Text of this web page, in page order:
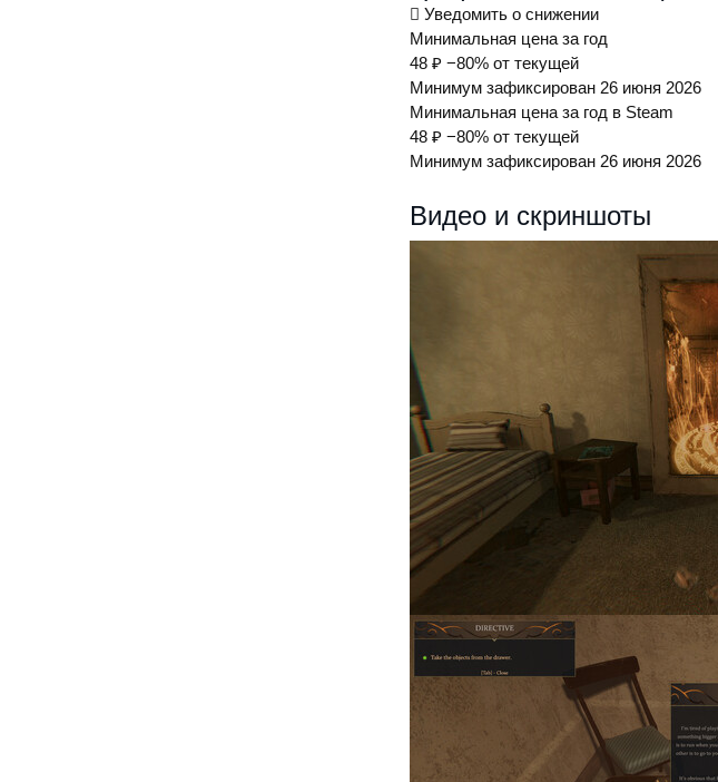
Уведомить о снижении
Минимальная цена за год
48 ₽ −80% от текущей
Минимум зафиксирован 26 июня 2026
Минимальная цена за год в Steam
48 ₽ −80% от текущей
Минимум зафиксирован 26 июня 2026
Видео и скриншоты